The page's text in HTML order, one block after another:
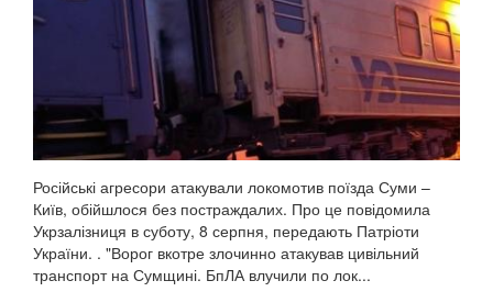
Російські агресори атакували локомотив поїзда Суми –
Київ, обійшлося без постраждалих. Про це повідомила
Укрзалізниця в суботу, 8 серпня, передають Патріоти
України. . "Ворог вкотре злочинно атакував цивільний
транспорт на Сумщині. БпЛА влучили по лок...